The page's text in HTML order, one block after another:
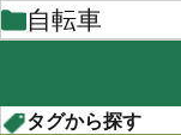
自転車
タグから探す